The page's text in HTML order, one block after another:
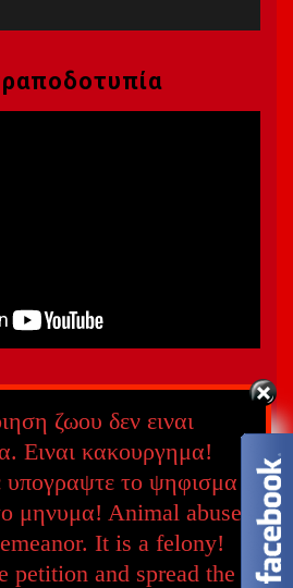
ζωου δεν ειναι
Ειναι κακουργημα!
το ψηφισμα
μηνυμα! Αnimal abuse
It is a felony!
petition and spread the
Set Youtube Channel ID